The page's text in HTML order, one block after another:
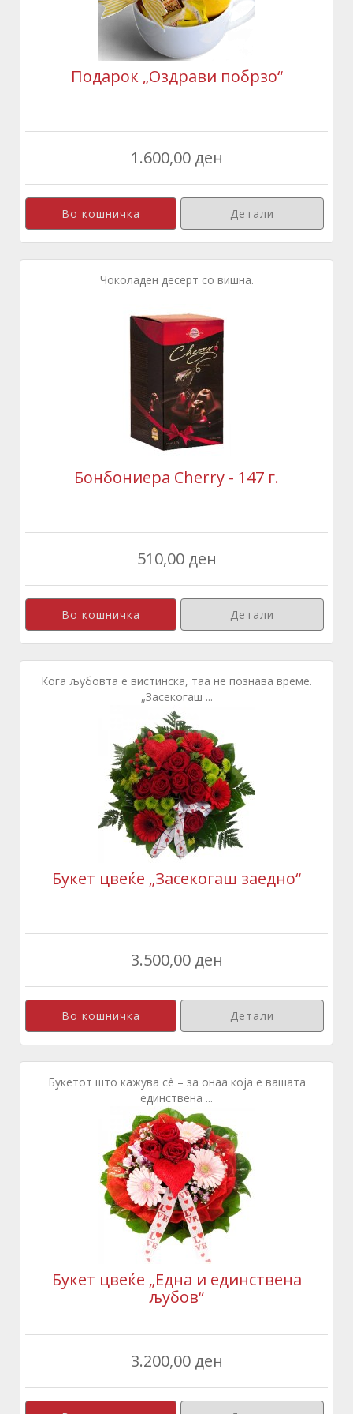
Подарок „Оздрави побрзо“
1.600,00 ден
Детали
Чоколаден десерт со вишна.
Бонбониера Cherry - 147 г.
510,00 ден
Детали
Кога љубовта е вистинска, таа не познава време.
„Засекогаш ...
Букет цвеќе „Засекогаш заедно“
3.500,00 ден
Детали
Букетот што кажува сè – за онаа која е вашата
единствена ...
Букет цвеќе „Една и единствена
љубов“
3.200,00 ден